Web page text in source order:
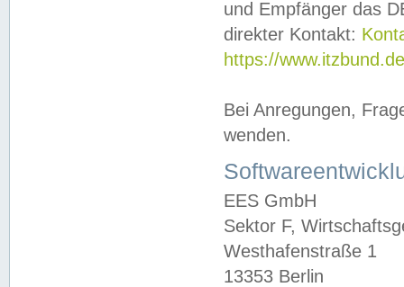
und Empfänger das
direkter Kontakt:
https://
Bei Anregungen,
wenden.
EES GmbH
Sektor F,
Westhafenstraße 1
13353 Berlin